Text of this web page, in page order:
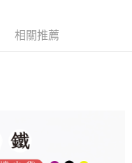
oppay.tw/userRule
的連結，可透過四大超商／
support/home
相關推薦